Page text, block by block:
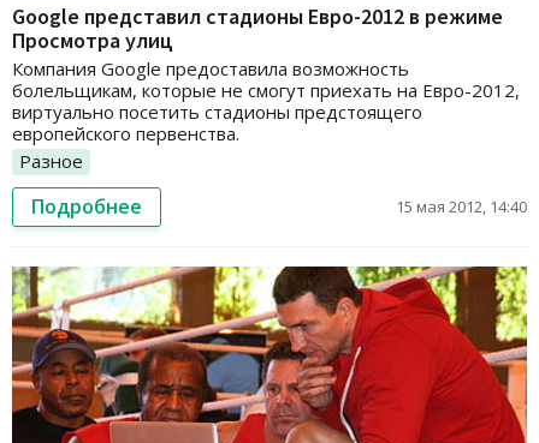
Google представил стадионы Евро-2012 в режиме
Просмотра улиц
Компания Google предоставила возможность
болельщикам, которые не смогут приехать на Евро-2012,
виртуально посетить стадионы предстоящего
европейского первенства.
Разное
Подробнее 15 мая 2012, 14:40